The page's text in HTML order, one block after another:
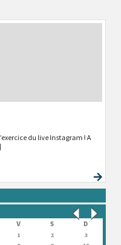
du live Instagram ! A
V S D
1 2
3